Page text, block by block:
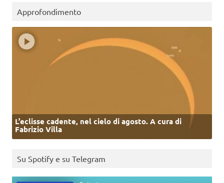
Approfondimento
L’eclisse cadente, nel cielo di agosto. A cura di
Fabrizio Villa
Su Spotify e su Telegram